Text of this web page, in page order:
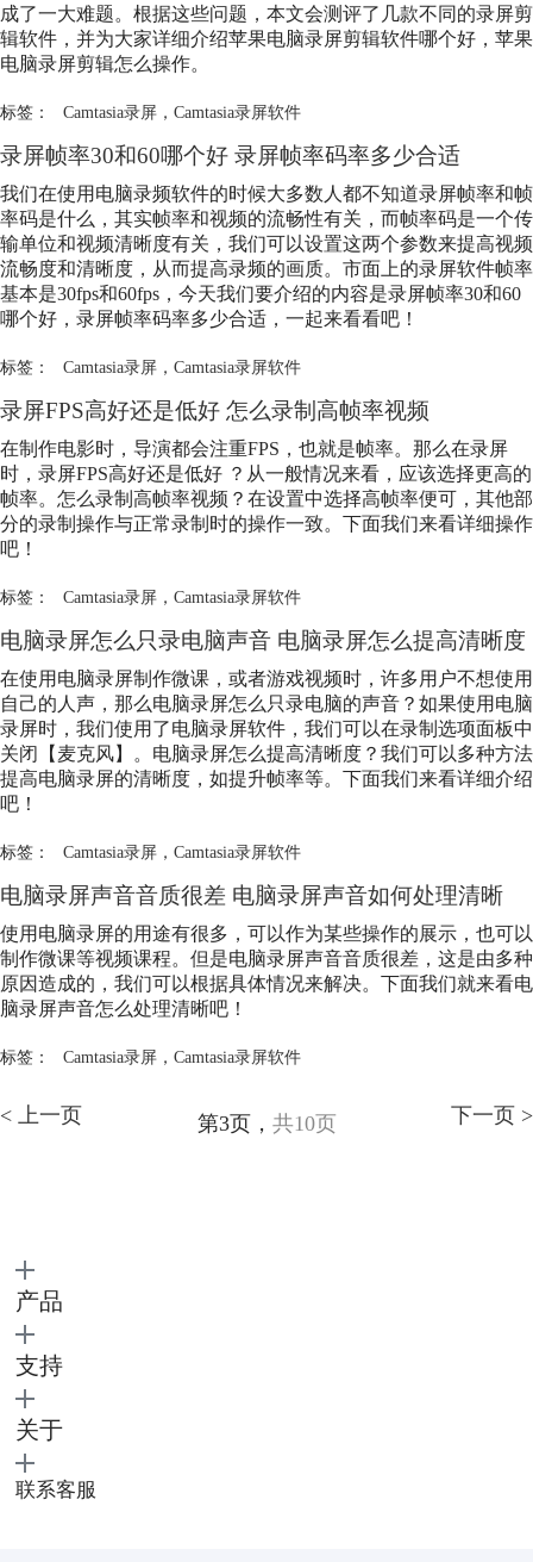
成了一大难题。根据这些问题，本文会测评了几款不同的录屏剪
辑软件，并为大家详细介绍苹果电脑录屏剪辑软件哪个好，苹果
电脑录屏剪辑怎么操作。
标签： Camtasia录屏， Camtasia录屏软件
录屏帧率30和60哪个好 录屏帧率码率多少合适
我们在使用电脑录频软件的时候大多数人都不知道录屏帧率和帧
率码是什么，其实帧率和视频的流畅性有关，而帧率码是一个传
输单位和视频清晰度有关，我们可以设置这两个参数来提高视频
流畅度和清晰度，从而提高录频的画质。市面上的录屏软件帧率
基本是30fps和60fps，今天我们要介绍的内容是录屏帧率30和60
哪个好，录屏帧率码率多少合适，一起来看看吧！
标签： Camtasia录屏， Camtasia录屏软件
录屏FPS高好还是低好 怎么录制高帧率视频
在制作电影时，导演都会注重FPS，也就是帧率。那么在录屏
时，录屏FPS高好还是低好 ？从一般情况来看，应该选择更高的
帧率。怎么录制高帧率视频？在设置中选择高帧率便可，其他部
分的录制操作与正常录制时的操作一致。下面我们来看详细操作
吧！
标签： Camtasia录屏， Camtasia录屏软件
电脑录屏怎么只录电脑声音 电脑录屏怎么提高清晰度
在使用电脑录屏制作微课，或者游戏视频时，许多用户不想使用
自己的人声，那么电脑录屏怎么只录电脑的声音？如果使用电脑
录屏时，我们使用了电脑录屏软件，我们可以在录制选项面板中
关闭【麦克风】。电脑录屏怎么提高清晰度？我们可以多种方法
提高电脑录屏的清晰度，如提升帧率等。下面我们来看详细介绍
吧！
标签： Camtasia录屏， Camtasia录屏软件
电脑录屏声音音质很差 电脑录屏声音如何处理清晰
使用电脑录屏的用途有很多，可以作为某些操作的展示，也可以
制作微课等视频课程。但是电脑录屏声音音质很差，这是由多种
原因造成的，我们可以根据具体情况来解决。下面我们就来看电
脑录屏声音怎么处理清晰吧！
标签： Camtasia录屏， Camtasia录屏软件
< 上一页 第3页， 共10页 下一页 >
产品
支持
关于
联系客服